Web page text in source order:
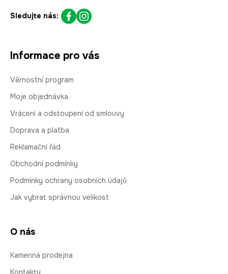
Sledujte nás:
Informace pro vás
Věrnostní program
Moje objednávka
Vrácení a odstoupení od smlouvy
Doprava a platba
Reklamační řád
Obchodní podmínky
Podmínky ochrany osobních údajů
Jak vybrat správnou velikost
O nás
Kamenná prodejna
Kontakty